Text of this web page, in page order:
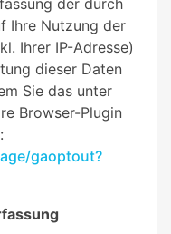
Ihre Nutzung der
Ihrer IP-Adresse)
dieser Daten
Sie das unter
Browser-Plugin
gaoptout?